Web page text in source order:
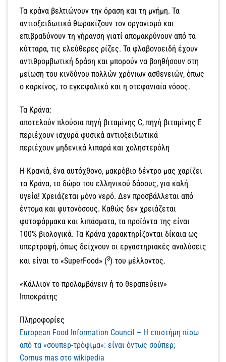
Τα κράνα βελτιώνουν την όραση και τη μνήμη. Τα
αντιοξειδωτικά θωρακίζουν τον οργανισμό και
επιβραδύνουν τη γήρανση γιατί απομακρύνουν από τα
κύτταρα, τις ελεύθερες ρίζες. Τα φλαβονοειδή έχουν
αντιθρομβωτική δράση και μπορούν να βοηθήσουν στη
μείωση του κινδύνου πολλών χρόνιων ασθενειών, όπως
ο καρκίνος, το εγκεφαλικό και η στεφανιαία νόσος.
Τα Κράνα:
αποτελούν πλούσια πηγή βιταμίνης C, πηγή βιταμίνης E
περιέχουν ισχυρά φυσικά αντιοξειδωτικά
περιέχουν μηδενικά λιπαρά και χοληστερόλη
Η Κρανιά, ένα αυτόχθονο, μακρόβιο δέντρο μας χαρίζει
τα Κράνα, το δώρο του ελληνικού δάσους, για καλή
υγεία! Χρειάζεται μόνο νερό. Δεν προσβάλλεται από
έντομα και φυτονόσους. Καθώς δεν χρειάζεται
φυτοφάρμακα και λιπάσματα, τα προϊόντα της είναι
100% βιολογικά. Τα Κράνα χαρακτηρίζονται δίκαια ως
υπερτροφή, όπως δείχνουν οι εργαστηριακές αναλύσεις
και είναι το «SuperFood» (3) του μέλλοντος.
«Κάλλιον το προλαμβάνειν ή το θεραπεύειν»
Ιπποκράτης
Πληροφορίες
European Food Information Council – Η επιστήμη πίσω
από τα «σουπερ-τρόφιμα»: είναι όντως σούπερ;
Cornus mas στο wikipedia